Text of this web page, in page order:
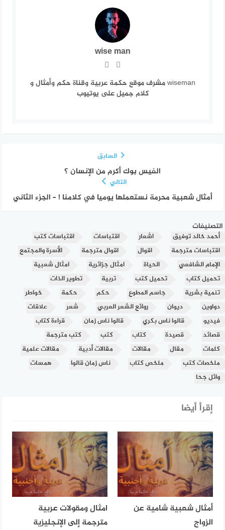
wise man
wiseman مشرف موقع حكمة عربية وقناة حكم وأمثال و
كلام جميل على يوتيوب
السابق
الفيس بوك أكرم من الإنسان ؟
التالي
أمثال شعبية محرمة نستعملها يوميا في كلامنا ! – الجزء الثاني
التصنيفات
أحمد خالد توفيق اشعار اقتباسات
اقتباسات كتب
اقتباسات مترجمة
اقوال اقوال مترجمة
الأسرة والمجتمع
الإمام الشافعي
الحياة امثال جزائرية
امثال شعبية
تحميل كتاب
تحميل كتب تربية
تطوير الذات
تنمية بشرية
جاسم المطوع حكم حكمة
خواطر
دواوين
ديوان روائع الشعر العربي شعر
علاقات
فيديو
قالوا ناس بكري قالوا ناس زمان
قراءة كتاب
قصائد
قصيدة كتاب كتب
كتب مترجمة
كلمات
مقال مقالات مقالات أدبية
مقالات علمية
ملخصات كتب
ملخص كتاب ناس زمان قالوا
همسات
وائل جحا
إقرأ أيضا
أمثال شعبية شامية عن
الزواج
امثال ومقولات عربية
مترجمة إلى الإنجليزية